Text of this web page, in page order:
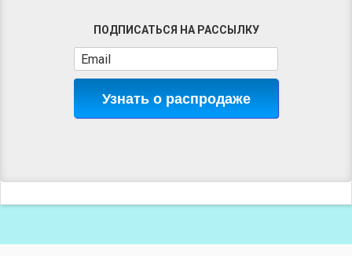
ПОДПИСАТЬСЯ НА РАССЫЛКУ
Узнать о распродаже